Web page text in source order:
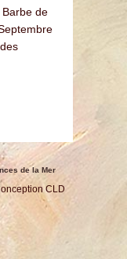
Barbe de
des
de la Mer
CLD